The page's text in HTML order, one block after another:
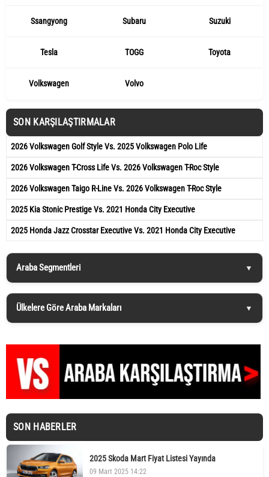
Ssangyong Subaru Suzuki
Tesla TOGG Toyota
Volkswagen Volvo
SON KARŞILAŞTIRMALAR
2026 Volkswagen Golf Style Vs. 2025 Volkswagen Polo Life
2026 Volkswagen T-Cross Life Vs. 2026 Volkswagen T-Roc Style
2026 Volkswagen Taigo R-Line Vs. 2026 Volkswagen T-Roc Style
2025 Kia Stonic Prestige Vs. 2021 Honda City Executive
2025 Honda Jazz Crosstar Executive Vs. 2021 Honda City Executive
Araba Segmentleri
Ülkelere Göre Araba Markaları
SON HABERLER
2025 Skoda Mart Fiyat Listesi Yayında
09 Mart 2025 14:22